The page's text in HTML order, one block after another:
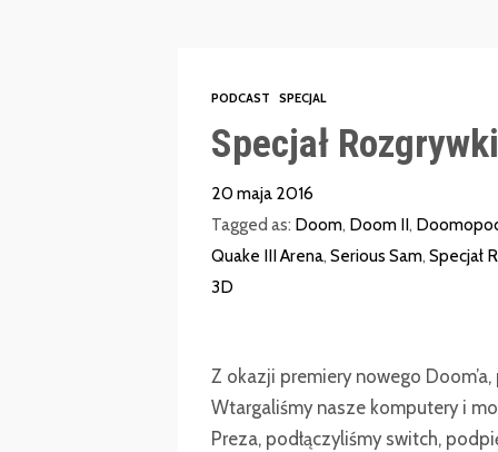
PODCAST SPECJAL
Specjał
20 maja 2016
Tagged as: Doom, Doom II,
Quake III Arena, Serious Sam, Specjał
3D
Z okazji premiery nowego
Wtargaliśmy nasze komputery i
Preza, podłączyliśmy switch,